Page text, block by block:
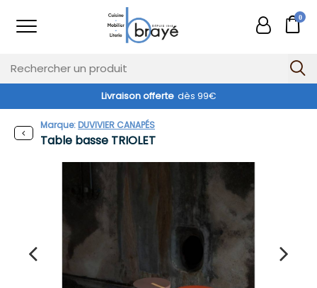
0
Livraison offerte dès 99€
Table basse TRIOLET
Marque:DUVIVIER CANAPÉS